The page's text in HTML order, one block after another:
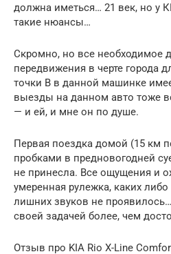
должна иметься… 21 век, но у
такие нюансы…
Скромно, но все необходимое
передвижения в черте города
точки В в данной машинке
выезды на данном авто тоже
— и ей, и мне он по душе.
Первая поездка домой (15 км
пробками в предновогодней
не принесла. Все ощущения и
умеренная рулежка, каких
лишних звуков не
своей задачей более, чем
Отзыв про KIA Rio X-Line